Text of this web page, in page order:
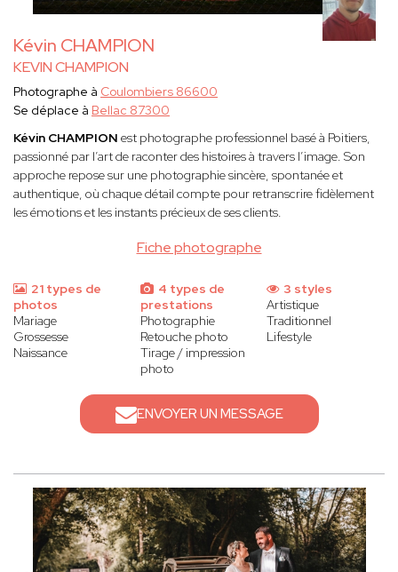
Kévin CHAMPION
KEVIN CHAMPION
Fiche photographe
Photographe à Coulombiers 86600
Se déplace à Bellac 87300
Kévin CHAMPION est photographe professionnel basé à Poitiers,
passionné par l’art de raconter des histoires à travers l’image. Son
approche repose sur une photographie sincère, spontanée et
authentique, où chaque détail compte pour retranscrire fidèlement
les émotions et les instants précieux de ses clients.
21 types de
photos
Mariage
Grossesse
Naissance
4 types de
prestations
Photographie
Retouche photo
Tirage / impression
photo
3 styles
Artistique
Traditionnel
Lifestyle
ENVOYER UN MESSAGE